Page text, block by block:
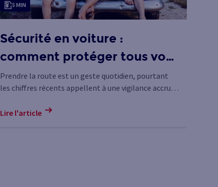
5 MIN
Sécurité en voiture :
comment protéger tous vos
passagers ?
Prendre la route est un geste quotidien, pourtant
les chiffres récents appellent à une vigilance accrue.
être une option.
Lire l'article